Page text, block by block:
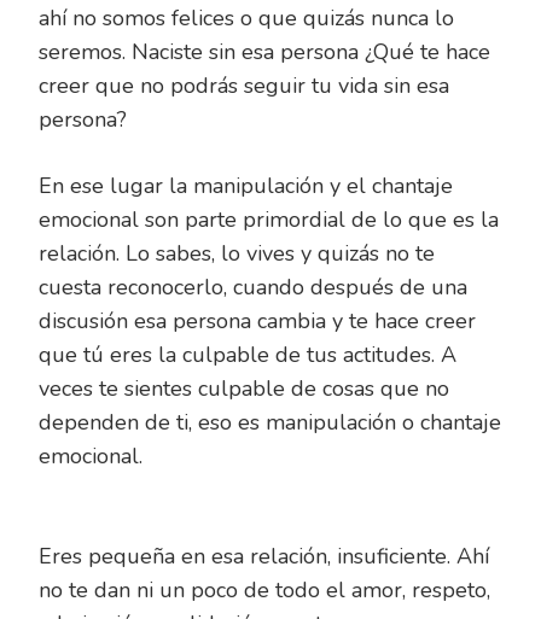
ahí no somos felices o que quizás nunca lo
seremos. Naciste sin esa persona ¿Qué te hace
creer que no podrás seguir tu vida sin esa
persona?
En ese lugar la manipulación y el chantaje
emocional son parte primordial de lo que es la
relación. Lo sabes, lo vives y quizás no te
cuesta reconocerlo, cuando después de una
discusión esa persona cambia y te hace creer
que tú eres la culpable de tus actitudes. A
veces te sientes culpable de cosas que no
dependen de ti, eso es manipulación o chantaje
emocional.
Eres pequeña en esa relación, insuficiente. Ahí
no te dan ni un poco de todo el amor, respeto,